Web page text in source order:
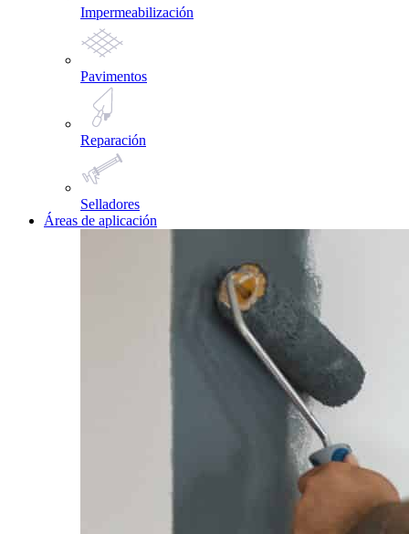
Impermeabilización
Pavimentos
Reparación
Selladores
Áreas de aplicación